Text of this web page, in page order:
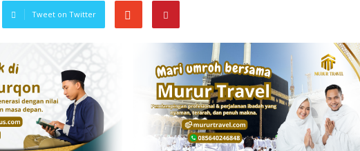
Tweet on Twitter